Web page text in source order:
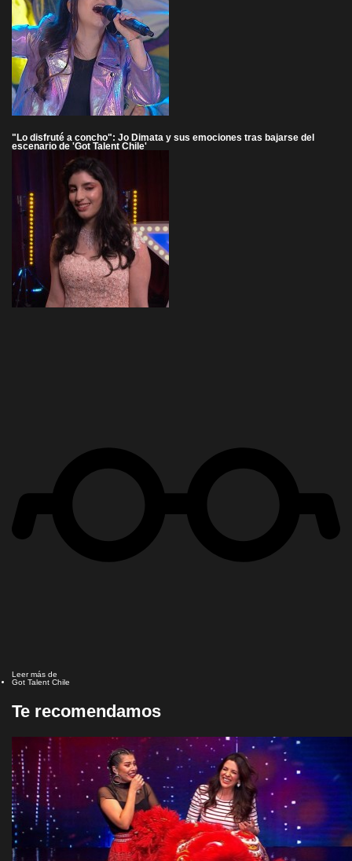
"Lo disfruté a concho": Jo Dimata y sus emociones tras bajarse del
escenario de 'Got Talent Chile'
Leer más de
Got Talent Chile
Te recomendamos